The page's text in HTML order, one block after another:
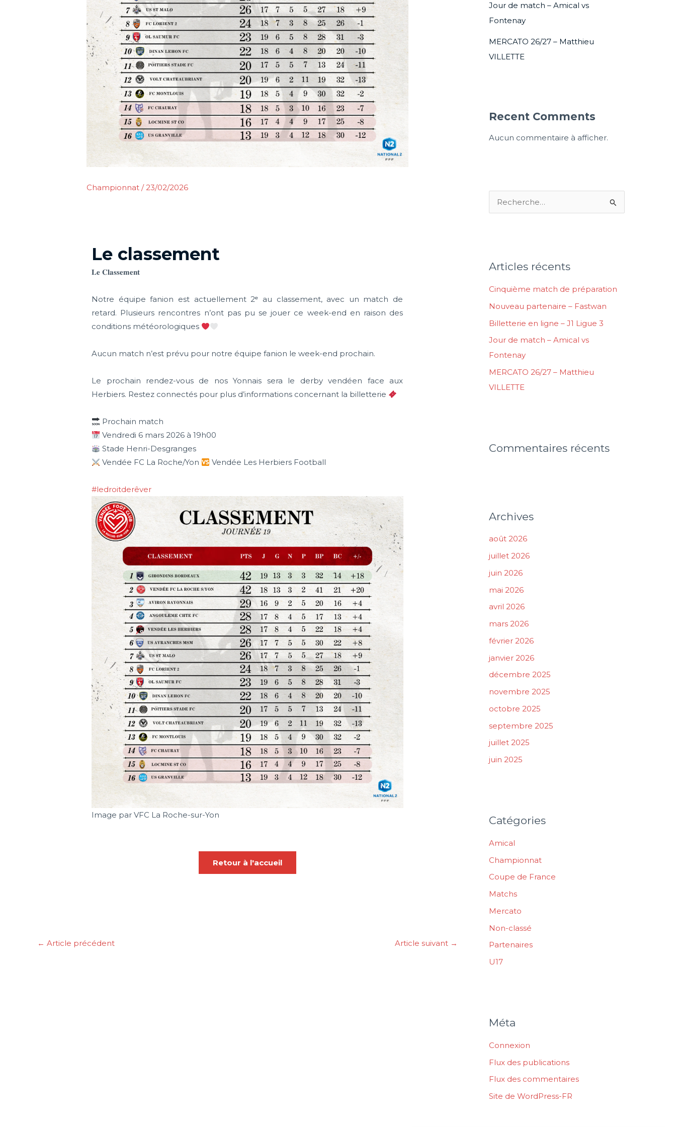
Championnat /23/02/2026
Le classement
𝐋𝐞 𝐂𝐥𝐚𝐬𝐬𝐞𝐦𝐞𝐧𝐭
Notre équipe fanion est actuellement 2ᵉ au classement, avec un match de
retard. Plusieurs rencontres n’ont pas pu se jouer ce week-end en raison des
conditions météorologiques
Aucun match n’est prévu pour notre équipe fanion le week-end prochain.
Le prochain rendez-vous de nos Yonnais sera le derby vendéen face aux
Herbiers. Restez connectés pour plus d’informations concernant la billetterie
Prochain match
Vendredi 6 mars 2026 à 19h00
Stade Henri-Desgranges
Vendée FC La Roche/Yon
Vendée Les Herbiers Football
#ledroitderêver
Image par VFC La Roche-sur-Yon
Retour à l'accueil
← Article précédent Article suivant →
Jour de match – Amical vs
Fontenay
MERCATO 26/27 – Matthieu
VILLETTE
Recent Comments
Aucun commentaire à afficher.
e
c
h
e
r
Articles récents
Cinquième match de préparation
Nouveau partenaire – Fastwan
Billetterie en ligne – J1 Ligue 3
Jour de match – Amical vs
Fontenay
MERCATO 26/27 – Matthieu
VILLETTE
Commentaires récents
Archives
août 2026
juillet 2026
juin 2026
mai 2026
avril 2026
mars 2026
février 2026
janvier 2026
décembre 2025
novembre 2025
octobre 2025
septembre 2025
juillet 2025
juin 2025
Catégories
Amical
Championnat
Coupe de France
Matchs
Mercato
Non-classé
Partenaires
U17
Méta
Connexion
Flux des publications
Flux des commentaires
Site de WordPress-FR